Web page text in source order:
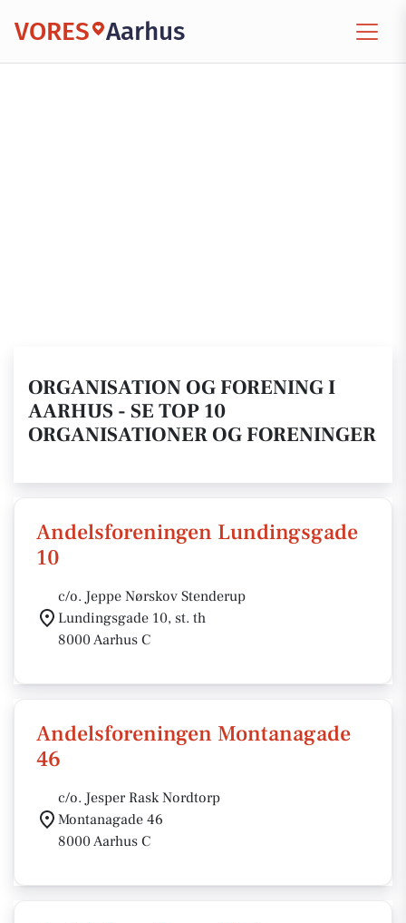
VORES Aarhus
ORGANISATION OG FORENING I
AARHUS - SE TOP 10
ORGANISATIONER OG FORENINGER
Andelsforeningen Lundingsgade
10
c/o. Jeppe Nørskov Stenderup
Lundingsgade 10, st. th
8000 Aarhus C
Andelsforeningen Montanagade
46
c/o. Jesper Rask Nordtorp
Montanagade 46
8000 Aarhus C